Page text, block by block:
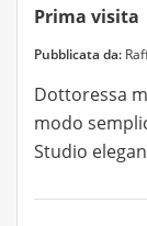
Prima visita
Pubblicata da:
Dottoressa
modo
Studio